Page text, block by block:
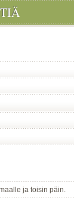
ja toisin päin.